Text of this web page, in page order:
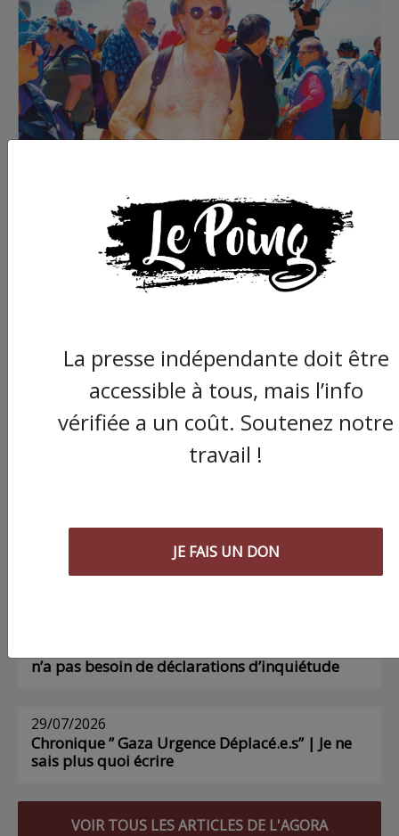
Voir tous les numéros papier
AGORA
Chronique ” Gaza Urgence Déplacé.e.s” |
Compte rendus des ateliers de soutien
psychologique pour les femmes
n’a pas besoin de déclarations d’inquiétude
29/07/2026
Chronique ” Gaza Urgence Déplacé.e.s” | Je ne
sais plus quoi écrire
VOIR TOUS LES ARTICLES DE L'AGORA
La presse indépendante doit être
accessible à tous, mais l’info
vérifiée a un coût. Soutenez notre
travail !
JE FAIS UN DON